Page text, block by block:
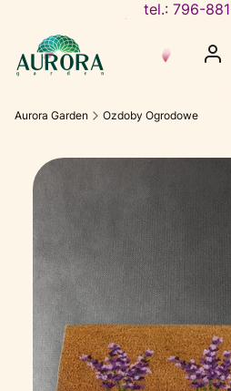
tel.: 796-
Aurora Garden Ozdoby Ogrodowe